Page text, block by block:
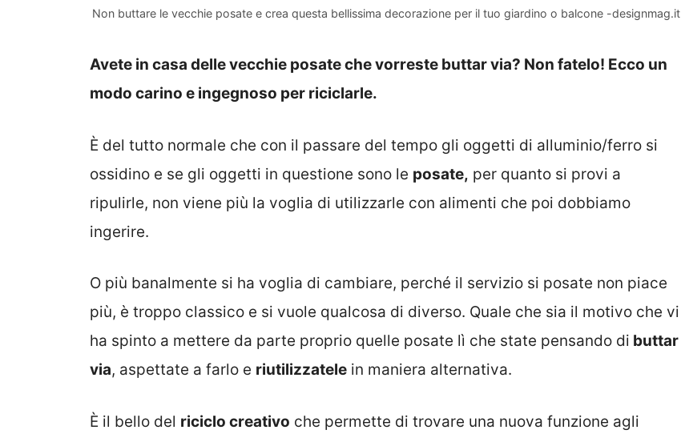
Non buttare le vecchie posate e crea questa bellissima decorazione per il tuo giardino o balcone -designmag.it
Avete in casa delle vecchie posate che vorreste buttar via? Non fatelo! Ecco un
modo carino e ingegnoso per riciclarle.
È del tutto normale che con il passare del tempo gli oggetti di alluminio/ferro si
ossidino e se gli oggetti in questione sono le posate, per quanto si provi a
ripulirle, non viene più la voglia di utilizzarle con alimenti che poi dobbiamo
ingerire.
O più banalmente si ha voglia di cambiare, perché il servizio si posate non piace
più, è troppo classico e si vuole qualcosa di diverso. Quale che sia il motivo che vi
ha spinto a mettere da parte proprio quelle posate lì che state pensando di buttar
via, aspettate a farlo e riutilizzatele in maniera alternativa.
È il bello del riciclo creativo che permette di trovare una nuova funzione agli